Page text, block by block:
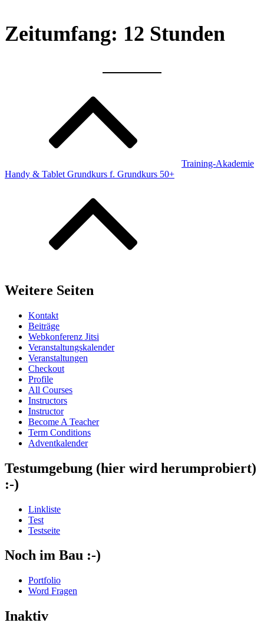
Zeitumfang: 12 Stunden
Training-Akademie
Handy & Tablet Grundkurs f. Grundkurs 50+
Weitere Seiten
Kontakt
Beiträge
Webkonferenz Jitsi
Veranstaltungskalender
Veranstaltungen
Checkout
Profile
All Courses
Instructors
Instructor
Become A Teacher
Term Conditions
Adventkalender
Testumgebung (hier wird herumprobiert)
:-)
Linkliste
Test
Testseite
Noch im Bau :-)
Portfolio
Word Fragen
Inaktiv